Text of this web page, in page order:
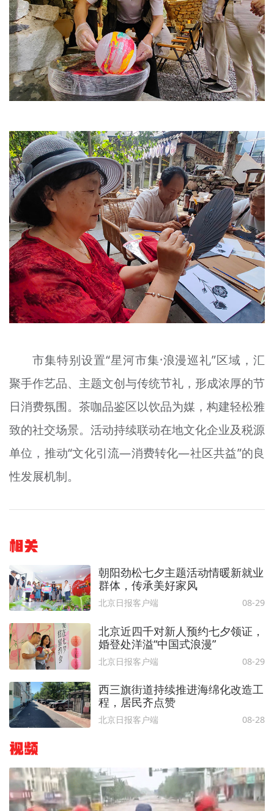
市集特别设置“星河市集·浪漫巡礼”区域，汇
聚手作艺品、主题文创与传统节礼，形成浓厚的节
日消费氛围。 茶咖品鉴区以饮品为媒，构建轻松雅
致的社交场景。活动持续联动在地文化企业及税源
单位，推动“文化引流—消费转化—社区共益”的良
性发展机制。
相关
朝阳劲松七夕主题活动情暖新就业
群体，传承美好家风
北京日报客户端 08-29
北京近四千对新人预约七夕领证，
婚登处洋溢“中国式浪漫”
北京日报客户端 08-29
西三旗街道持续推进海绵化改造工
程，居民齐点赞
北京日报客户端 08-28
视频